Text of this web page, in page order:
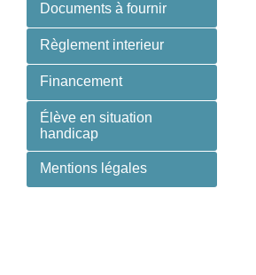
Documents à fournir
Règlement interieur
Financement
Élève en situation
handicap
Mentions légales